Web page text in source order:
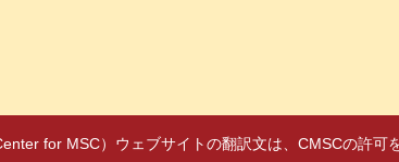
for MSC）ウェブサイトの翻訳文は、CMSCの許